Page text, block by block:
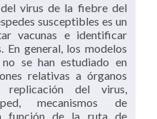
virus de la fiebre del
susceptibles es un
vacunas e identificar
En general, los modelos
se han estudiado en
relativas a órganos
del virus,
mecanismos de
función de la ruta de